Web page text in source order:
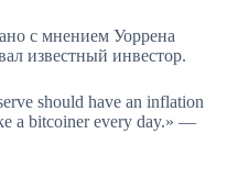
с мнением Уоррена
известный инвестор.
should have an inflation
a bitcoiner every day.» —